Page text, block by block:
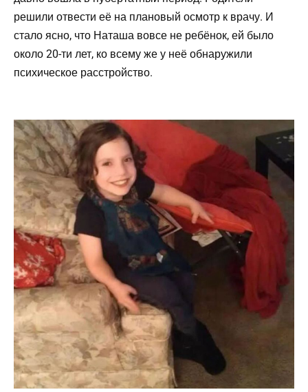
решили отвести её на плановый осмотр к врачу. И
стало ясно, что Наташа вовсе не ребёнок, ей было
около 20-ти лет, ко всему же у неё обнаружили
психическое расстройство.